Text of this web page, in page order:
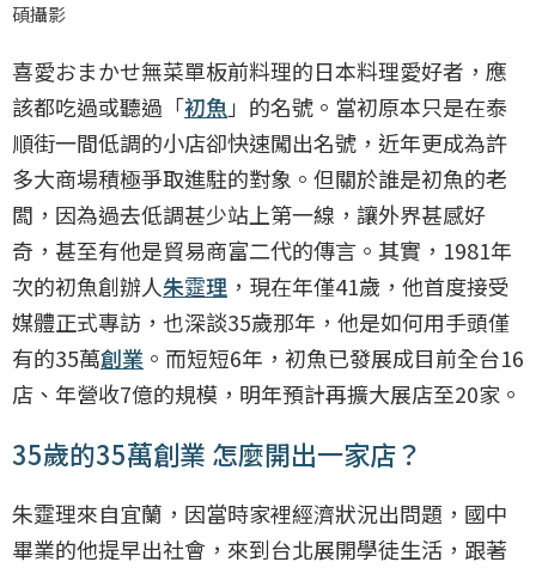
碩攝影
喜愛おまかせ無菜單板前料理的日本料理愛好者，應
該都吃過或聽過「初魚」的名號。當初原本只是在泰
順街一間低調的小店卻快速闖出名號，近年更成為許
多大商場積極爭取進駐的對象。但關於誰是初魚的老
闆，因為過去低調甚少站上第一線，讓外界甚感好
奇，甚至有他是貿易商富二代的傳言。其實，1981年
次的初魚創辦人朱𩃀理 ，現在年僅41歲，他首度接受
媒體正式專訪，也深談35歲那年，他是如何用手頭僅
有的35萬創業 。而短短6年，初魚已發展成目前全台16
店、年營收7億的規模，明年預計再擴大展店至20家。
35歲的35萬創業 怎麼開出一家店？
朱𩃀理來自宜蘭，因當時家裡經濟狀況出問題，國中
畢業的他提早出社會，來到台北展開學徒生活，跟著